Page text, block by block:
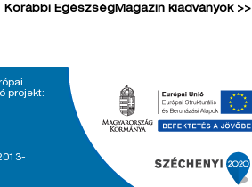
Korábbi EgészségMagazin kiadványok >>
projekt: